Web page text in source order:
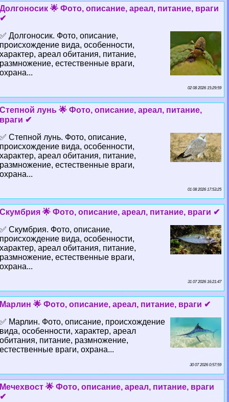
Долгоносик 🌟 Фото, описание, ареал, питание, враги
✔
✅ Долгоносик. Фото, описание,
происхождение вида, особенности,
хаpaктер, ареал обитания, питание,
размножение, естественные враги,
охрана...
02 08 2026 15:29:59
Степной лунь 🌟 Фото, описание, ареал, питание,
враги ✔
✅ Степной лунь. Фото, описание,
происхождение вида, особенности,
хаpaктер, ареал обитания, питание,
размножение, естественные враги,
охрана...
01 08 2026 17:53:25
Скумбрия 🌟 Фото, описание, ареал, питание, враги ✔
✅ Скумбрия. Фото, описание,
происхождение вида, особенности,
хаpaктер, ареал обитания, питание,
размножение, естественные враги,
охрана...
31 07 2026 16:21:47
Марлин 🌟 Фото, описание, ареал, питание, враги ✔
✅ Марлин. Фото, описание, происхождение
вида, особенности, хаpaктер, ареал
обитания, питание, размножение,
естественные враги, охрана...
30 07 2026 0:57:59
Мечехвост 🌟 Фото, описание, ареал, питание, враги
✔